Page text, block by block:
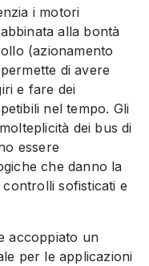
i motori
alla bontà
(azionamento
di avere
e fare dei
nel tempo. Gli
dei bus di
essere
che danno la
controlli sofisticati e
accoppiato un
per le applicazioni